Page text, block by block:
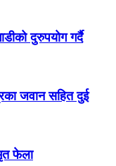
दुरुपयोग गर्दै
जवान सहित दुई
फेला